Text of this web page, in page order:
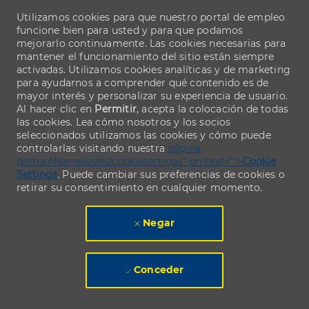
Utilizamos cookies para que nuestro portal de empleo
funcione bien para usted y para que podamos
mejorarlo continuamente. Las cookies necesarias para
mantener el funcionamiento del sitio están siempre
activadas. Utilizamos cookies analíticas y de marketing
para ayudarnos a comprender qué contenido es de
mayor interés y personalizar su experiencia de usuario.
Al hacer clic en Permitir, acepta la colocación de todas
las cookies. Lea cómo nosotros y los socios
seleccionados utilizamos las cookies y cómo puede
controlarlas visitando nuestra página
domainName/es/es/cookiesettings" ph-href="">Cookie
Settings. Puede cambiar sus preferencias de cookies o
retirar su consentimiento en cualquier momento.
Negar
Conceder